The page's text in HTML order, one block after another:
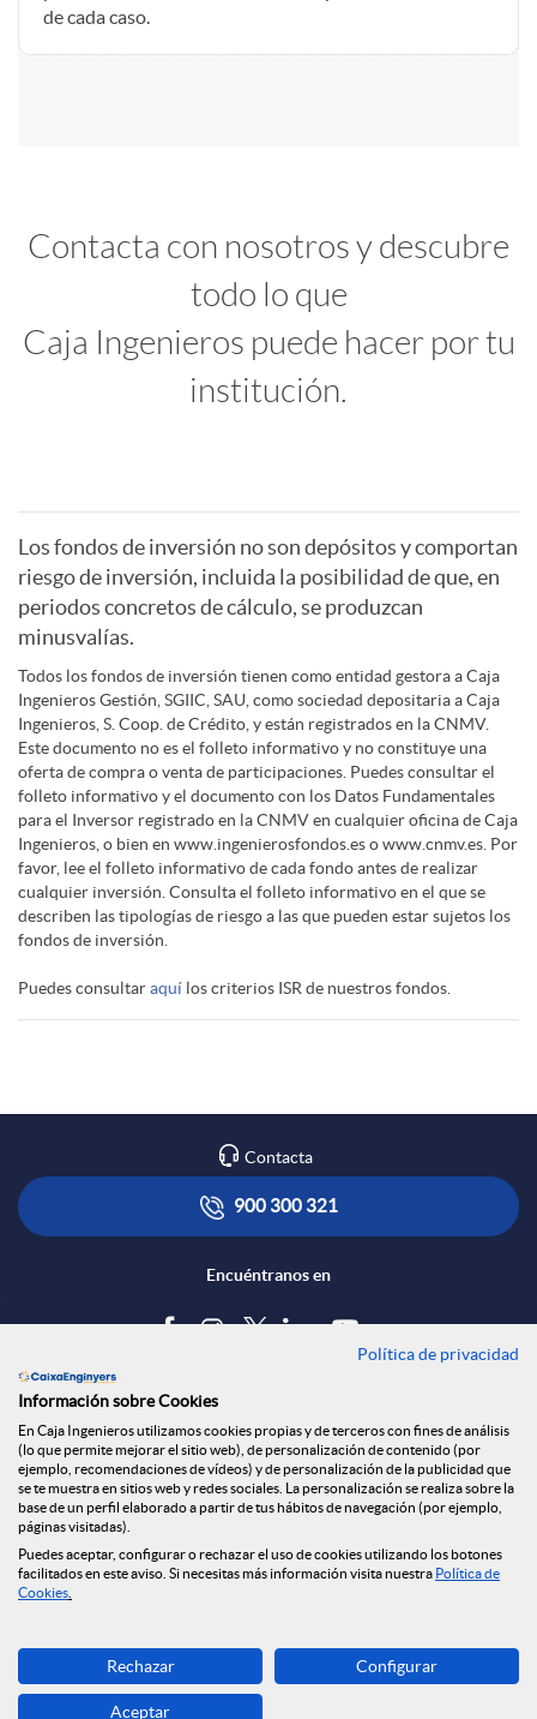
u
c
n
e
s
de cada caso.
C
a
m
f
i
n
a
l
d
t
i
b
u
i
d
Contacta con nosotros y descubre
todo lo que
Caja Ingenieros puede hacer por tu
institución.
P
i
e
l
e
g
a
i
n
s
t
i
t
c
Los fondos de inversión no son depósitos y comportan
riesgo de inversión, incluida la posibilidad de que, en
periodos concretos de cálculo, se produzcan
minusvalías.
Todos los fondos de inversión tienen como entidad gestora a Caja
Ingenieros Gestión, SGIIC, SAU, como sociedad depositaria a Caja
Ingenieros, S. Coop. de Crédito, y están registrados en la CNMV.
Este documento no es el folleto informativo y no constituye una
oferta de compra o venta de participaciones. Puedes consultar el
folleto informativo y el documento con los Datos Fundamentales
para el Inversor registrado en la CNMV en cualquier oficina de Caja
Ingenieros, o bien en www.ingenierosfondos.es o www.cnmv.es. Por
favor, lee el folleto informativo de cada fondo antes de realizar
cualquier inversión. Consulta el folleto informativo en el que se
describen las tipologías de riesgo a las que pueden estar sujetos los
fondos de inversión.
Puedes consultaraquí los criterios ISR de nuestros fondos.
Contacta
900 300 321
Encuéntranos en
Tablón de anuncios
Política de cookies
Aviso legal
Seguridad Online
Privacidad
Canal denuncias
Descarga ahora
Banca MOBILE
Política de privacidad
Información sobre Cookies
En Caja Ingenieros utilizamos cookies propias y de terceros con fines de análisis
(lo que permite mejorar el sitio web), de personalización de contenido (por
ejemplo, recomendaciones de vídeos) y de personalización de la publicidad que
se te muestra en sitios web y redes sociales. La personalización se realiza sobre la
base de un perfil elaborado a partir de tus hábitos de navegación (por ejemplo,
páginas visitadas).
Puedes aceptar, configurar o rechazar el uso de cookies utilizando los botones
facilitados en este aviso. Si necesitas más información visita nuestra Política de
Cookies
Rechazar Configurar
Aceptar